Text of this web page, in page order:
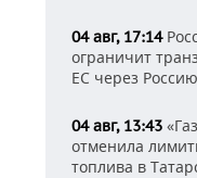
04 авг, 17:14
ограничит
ЕС через Россию
04 авг, 13:43
отменила
топлива в